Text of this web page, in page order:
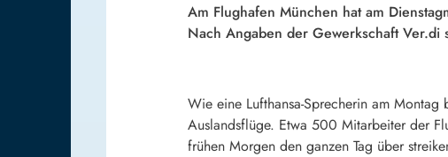
Am Flughafen München hat am
Nach Angaben der Gewerkschaft
Wie eine Lufthansa-Sprecherin am
Auslandsflüge. Etwa 500 Mitarbeiter der
frühen Morgen den ganzen Tag über